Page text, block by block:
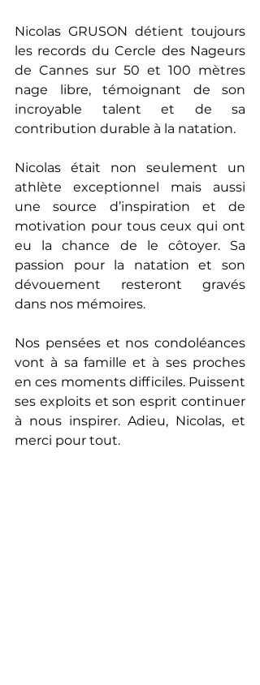
Nicolas GRUSON détient toujours
les records du Cercle des Nageurs
de Cannes sur 50 et 100 mètres
nage libre, témoignant de son
incroyable talent et de sa
contribution durable à la natation.
Nicolas était non seulement un
athlète exceptionnel mais aussi
une source d’inspiration et de
motivation pour tous ceux qui ont
eu la chance de le côtoyer. Sa
passion pour la natation et son
dévouement resteront gravés
dans nos mémoires.
Nos pensées et nos condoléances
vont à sa famille et à ses proches
en ces moments difficiles. Puissent
ses exploits et son esprit continuer
à nous inspirer. Adieu, Nicolas, et
merci pour tout.